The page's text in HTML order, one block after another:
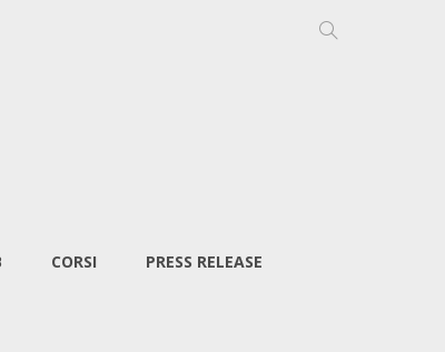
CORSI PRESS RELEASE